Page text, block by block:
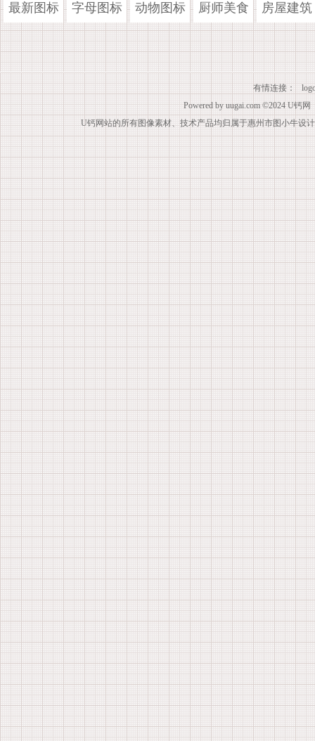
最新图标 字母图标 动物图标 厨师美食 房屋建筑
有情连接：
Powered by uugai.com ©2024 U钙网
U钙网站的所有图像素材、技术产品均归属于惠州市图小牛设